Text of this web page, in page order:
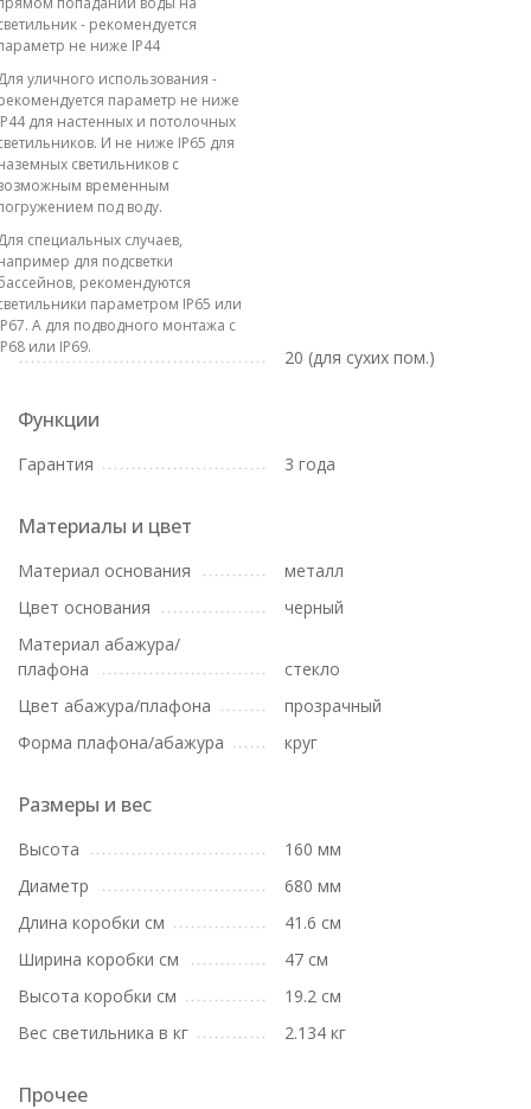
- рекомендуется
не ниже IP44
уличного использования -
параметр не ниже
для настенных и потолочных
И не ниже IP65 для
светильников с
временным
под воду.
специальных случаев,
для подсветки
рекомендуются
параметром IP65 или
А для подводного монтажа с
или IP69.
20 (для сухих пом.)
Функции
Гарантия 3 года
Материалы и цвет
Материал основания
металл
Цвет основания
черный
Материал абажура/
плафона
стекло
Цвет абажура/плафона
прозрачный
Форма плафона/абажура
круг
Размеры и вес
Высота
160 мм
Диаметр
680 мм
Длина коробки см
41.6 см
Ширина коробки см
47 см
Высота коробки см
19.2 см
Вес светильника в кг
2.134 кг
Прочее